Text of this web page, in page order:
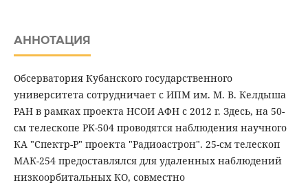
АННОТАЦИЯ
Обсерватория Кубанского государственного
университета сотрудничает с ИПМ им. М. В. Келдыша
РАН в рамках проекта НСОИ АФН с 2012 г. Здесь, на 50-
см телескопе РК-504 проводятся наблюдения научного
КА "Спектр-Р" проекта "Радиоастрон". 25-см телескоп
МАК-254 предоставлялся для удаленных наблюдений
низкоорбитальных КО, совместно